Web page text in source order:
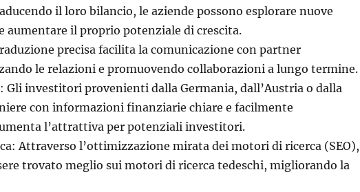
il loro bilancio, le aziende possono esplorare nuove
aumentare il proprio potenziale di crescita.
precisa facilita la comunicazione con partner
le relazioni e promuovendo collaborazioni a lungo termine.
investitori provenienti dalla Germania, dall’Austria o dalla
con informazioni finanziarie chiare e facilmente
l’attrattiva per potenziali investitori.
Attraverso l’ottimizzazione mirata dei motori di ricerca (SEO),
trovato meglio sui motori di ricerca tedeschi, migliorando la